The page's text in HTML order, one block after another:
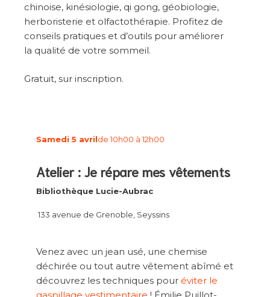
chinoise, kinésiologie, qi gong, géobiologie,
herboristerie et olfactothérapie. Profitez de
conseils pratiques et d’outils pour améliorer
la qualité de votre sommeil.
Gratuit, sur inscription.
Samedi 5 avrilde 10h00 à 12h00
Atelier : Je répare mes vêtements
Bibliothèque Lucie-Aubrac
133 avenue de Grenoble, Seyssins
Venez avec un jean usé, une chemise
déchirée ou tout autre vêtement abîmé et
découvrez les techniques pour éviter le